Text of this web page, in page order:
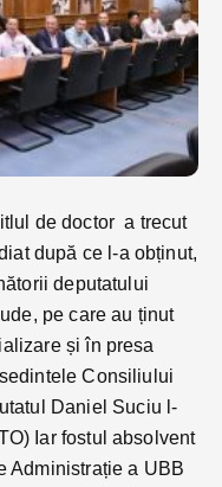
de doctor a trecut
după ce l-a obținut,
deputatului
pe care au ținut
și în presa
Consiliului
Daniel Suciu l-
Iar fostul absolvent
Administrație a UBB